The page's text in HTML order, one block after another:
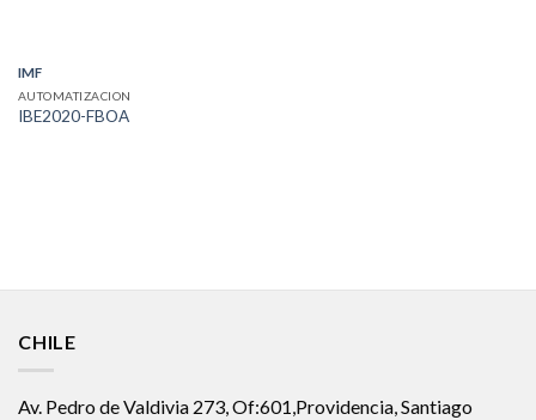
IMF
AUTOMATIZACION
IBE2020-FBOA
CHILE
Av. Pedro de Valdivia 273, Of:601,Providencia, Santiago